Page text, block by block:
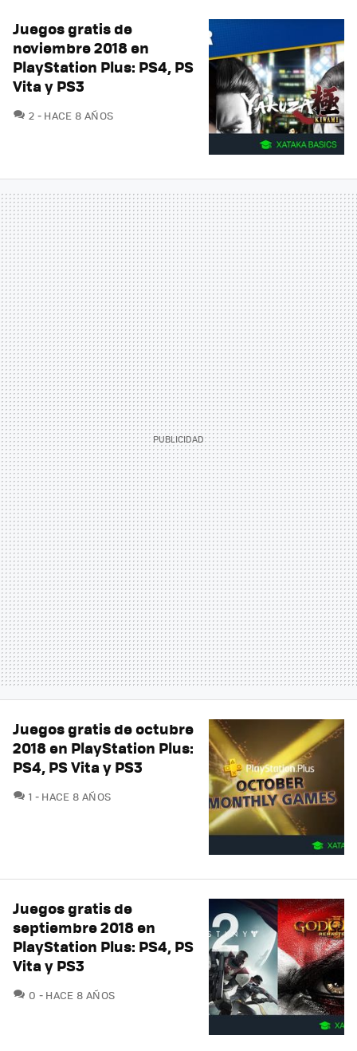
Juegos gratis de
noviembre 2018 en
PlayStation Plus: PS4, PS
Vita y PS3
2 COMENTARIOS
HACE 8 AÑOS
Juegos gratis de octubre
2018 en PlayStation Plus:
PS4, PS Vita y PS3
1 COMENTARIOS
HACE 8 AÑOS
Juegos gratis de
septiembre 2018 en
PlayStation Plus: PS4, PS
Vita y PS3
0 COMENTARIOS
HACE 8 AÑOS